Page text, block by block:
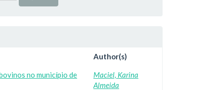
Author(s)
no município de
Maciel, Karina
Almeida